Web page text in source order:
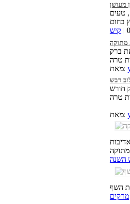
מעושן
טעים
קיש
מתוקה
ברק
מאת:
דבש
חורש
מאת:
מתוקה
השנה
מרקים